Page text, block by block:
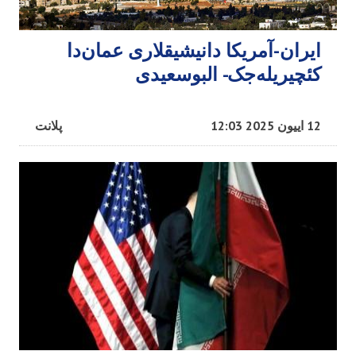
ایران-آمریکا دانیشیقلاری عمان‌دا
کئچیریله‌جک- البوسعیدی
پلانت 12 اییون 2025 12:03